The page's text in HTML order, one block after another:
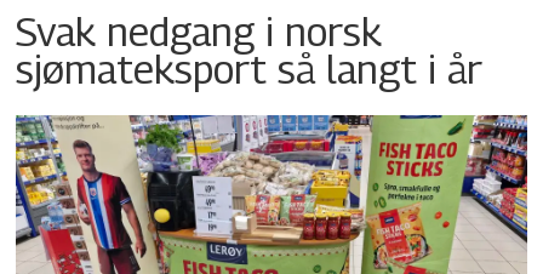
Svak nedgang i norsk
sjømateksport så langt i år